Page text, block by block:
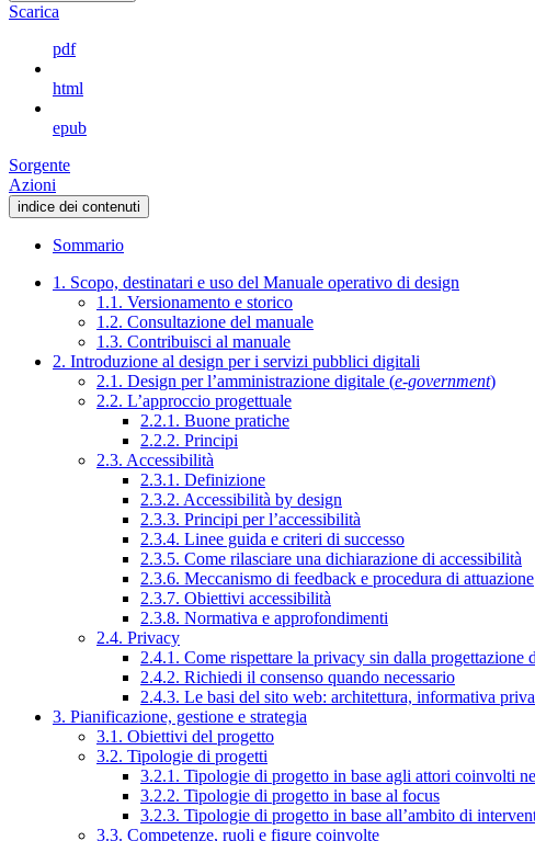
Scarica
pdf
html
epub
Sorgente
Azioni
indice dei contenuti
Sommario
1. Scopo, destinatari e uso del Manuale operativo di design
1.1. Versionamento e storico
1.2. Consultazione del manuale
1.3. Contribuisci al manuale
2. Introduzione al design per i servizi pubblici digitali
2.1. Design per l’amministrazione digitale (e-government)
2.2. L’approccio progettuale
2.2.1. Buone pratiche
2.2.2. Principi
2.3. Accessibilità
2.3.1. Definizione
2.3.2. Accessibilità by design
2.3.3. Principi per l’accessibilità
2.3.4. Linee guida e criteri di successo
2.3.5. Come rilasciare una dichiarazione di accessibilità
2.3.6. Meccanismo di feedback e procedura di attuazione
2.3.7. Obiettivi accessibilità
2.3.8. Normativa e approfondimenti
2.4. Privacy
2.4.1. Come rispettare la privacy sin dalla progettazione
2.4.2. Richiedi il consenso quando necessario
2.4.3. Le basi del sito web: architettura, informativa
3. Pianificazione, gestione e strategia
3.1. Obiettivi del progetto
3.2. Tipologie di progetti
3.2.1. Tipologie di progetto in base agli attori coinvolti
3.2.2. Tipologie di progetto in base al focus
3.2.3. Tipologie di progetto in base all’ambito di
3.3. Competenze, ruoli e figure coinvolte